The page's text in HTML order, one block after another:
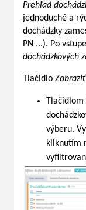
Prehľad
jednoduché a
dochádzky
PN ...). Po
dochádzkových
Tlačidlo Zobraziť
Tlačidlom
výberu.
kliknutím